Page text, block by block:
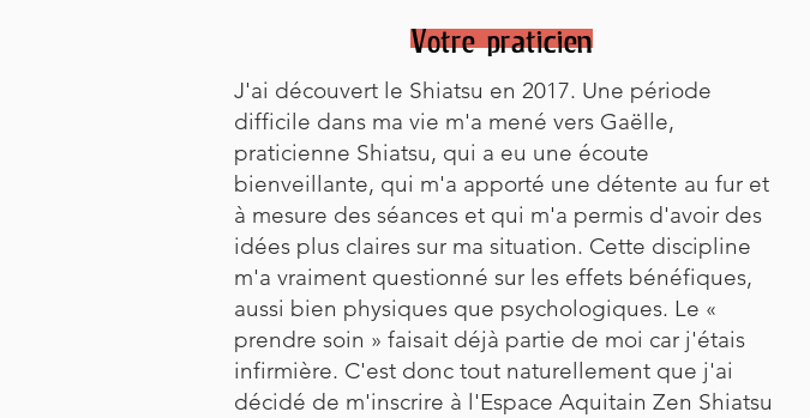
Votre praticien
J'ai découvert le Shiatsu en 2017. Une période
difficile dans ma vie m'a mené vers Gaëlle,
praticienne Shiatsu, qui a eu une écoute
bienveillante, qui m'a apporté une détente au fur et
à mesure des séances et qui m'a permis d'avoir des
idées plus claires sur ma situation. Cette discipline
m'a vraiment questionné sur les effets bénéfiques,
aussi bien physiques que psychologiques. Le «
prendre soin » faisait déjà partie de moi car j'étais
infirmière. C'est donc tout naturellement que j'ai
décidé de m'inscrire à l'Espace Aquitain Zen Shiatsu